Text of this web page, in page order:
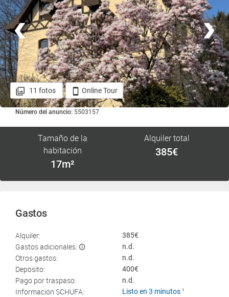
11 fotos Online Tour
Número del anuncio: 5503157
Tamaño de la
habitación
17m²
Alquiler total
385€
Gastos
Alquiler: 385€
Gastos adicionales: n.d.
Otros gastos: n.d.
Depósito: 400€
Pago por traspaso: n.d.
Información SCHUFA: Listo en 3 minutos 1